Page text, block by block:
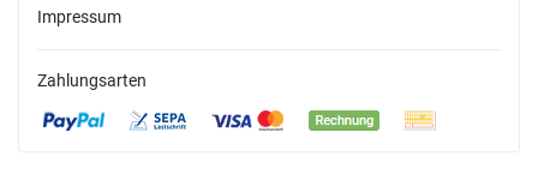
Impressum
Zahlungsarten